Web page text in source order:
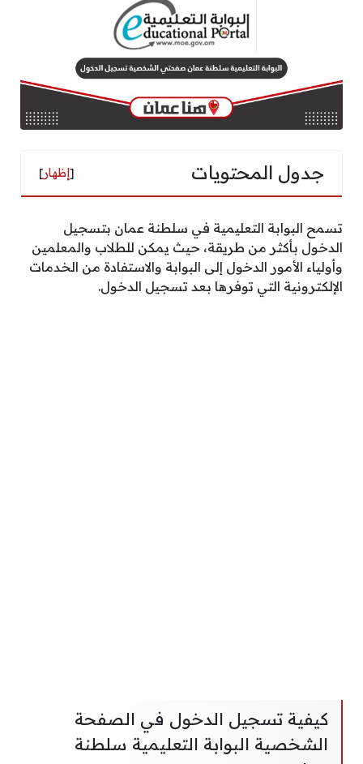
جدول المحتويات [إظهار]
تسمح البوابة التعليمية في سلطنة عمان بتسجيل
الدخول بأكثر من طريقة، حيث يمكن للطلاب والمعلمين
وأولياء الأمور الدخول إلى البوابة والاستفادة من الخدمات
الإلكترونية التي توفرها بعد تسجيل الدخول.
كيفية تسجيل الدخول في الصفحة
الشخصية البوابة التعليمية سلطنة